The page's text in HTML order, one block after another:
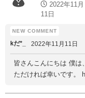
2022年11月
11日
kだ*_ 2022年11月11日
皆さんこんにちは 僕は
ただければ幸いです。